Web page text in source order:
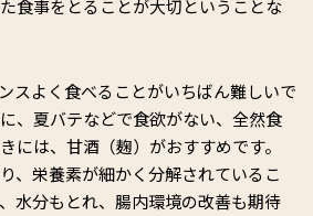
食事をとることが大切ということな
スよく食べることがいちばん難しいで
、夏バテなどで食欲がない、全然食
には、甘酒（麹）がおすすめです。
、栄養素が細かく分解されているこ
水分もとれ、腸内環境の改善も期待